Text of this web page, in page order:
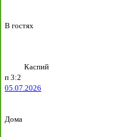
В гостях
Каспий
п 3:2
05.07.2026
Дома